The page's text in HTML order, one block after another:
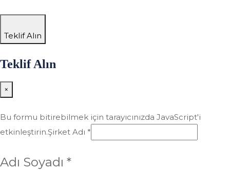
Teklif Alın
Teklif Alın
×
Bu formu bitirebilmek için tarayıcınızda JavaScript'i
etkinleştirin.Şirket Adı *
Adı Soyadı *